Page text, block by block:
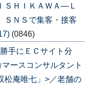
ＨＩＫＡＷＡ―Ｌ
ＮＳで集客・接客
(0846)
手にＥＣサイト分
ースコンサルタント
庵唯七」>／老舗の